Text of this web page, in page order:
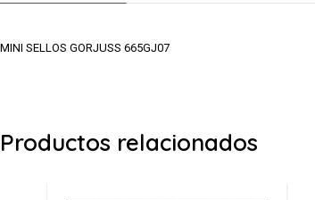
MINI SELLOS GORJUSS 665GJ07
Productos relacionados